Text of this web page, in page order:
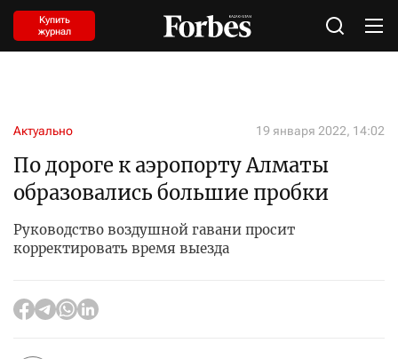
Купить
журнал
Актуально 19 января 2022, 14:02
По дороге к аэропорту Алматы
образовались большие пробки
Руководство воздушной гавани просит
корректировать время выезда